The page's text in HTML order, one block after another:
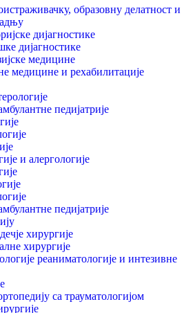
образовну делатност и
дијагностике
дијагностике
медицине
медицине и рехабилитације
педијатрије
и алергологије
педијатрије
хирургије
хирургије
реаниматологије и интезивне
са трауматологијом